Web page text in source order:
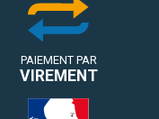
PAIEMENT PAR
VIREMENT